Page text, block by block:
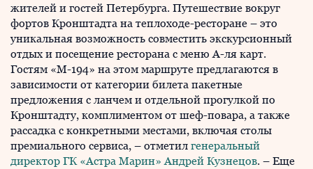
жителей и гостей Петербурга. Путешествие вокруг
фортов Кронштадта на теплоходе-ресторане – это
уникальная возможность совместить экскурсионный
отдых и посещение ресторана с меню А-ля карт.
Гостям «М-194» на этом маршруте предлагаются в
зависимости от категории билета пакетные
предложения с ланчем и отдельной прогулкой по
Кронштадту, комплиментом от шеф-повара, а также
рассадка с конкретными местами, включая столы
премиального сервиса, – отметил генеральный
директор ГК «Астра Марин» Андрей Кузнецов. – Еще